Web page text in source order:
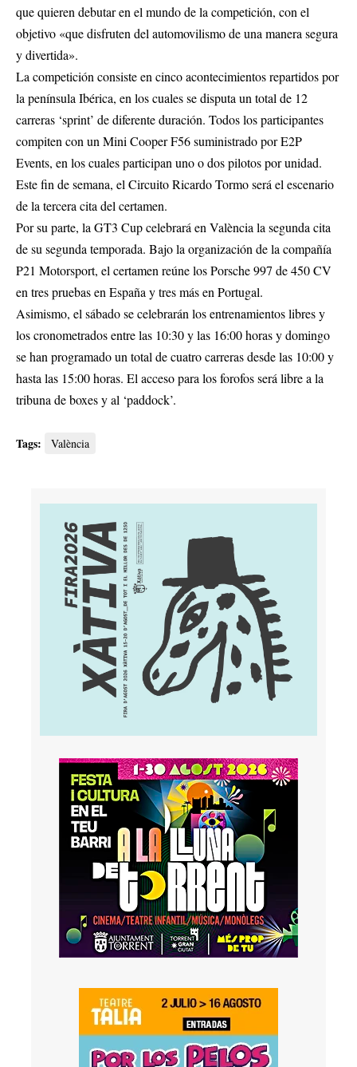
que quieren debutar en el mundo de la competición, con el
objetivo «que disfruten del automovilismo de una manera segura
y divertida».
La competición consiste en cinco acontecimientos repartidos por
la península Ibérica, en los cuales se disputa un total de 12
carreras ‘sprint’ de diferente duración. Todos los participantes
compiten con un Mini Cooper F56 suministrado por E2P
Events, en los cuales participan uno o dos pilotos por unidad.
Este fin de semana, el Circuito Ricardo Tormo será el escenario
de la tercera cita del certamen.
Por su parte, la GT3 Cup celebrará en València la segunda cita
de su segunda temporada. Bajo la organización de la compañía
P21 Motorsport, el certamen reúne los Porsche 997 de 450 CV
en tres pruebas en España y tres más en Portugal.
Asimismo, el sábado se celebrarán los entrenamientos libres y
los cronometrados entre las 10:30 y las 16:00 horas y domingo
se han programado un total de cuatro carreras desde las 10:00 y
hasta las 15:00 horas. El acceso para los forofos será libre a la
tribuna de boxes y al ‘paddock’.
Tags: València